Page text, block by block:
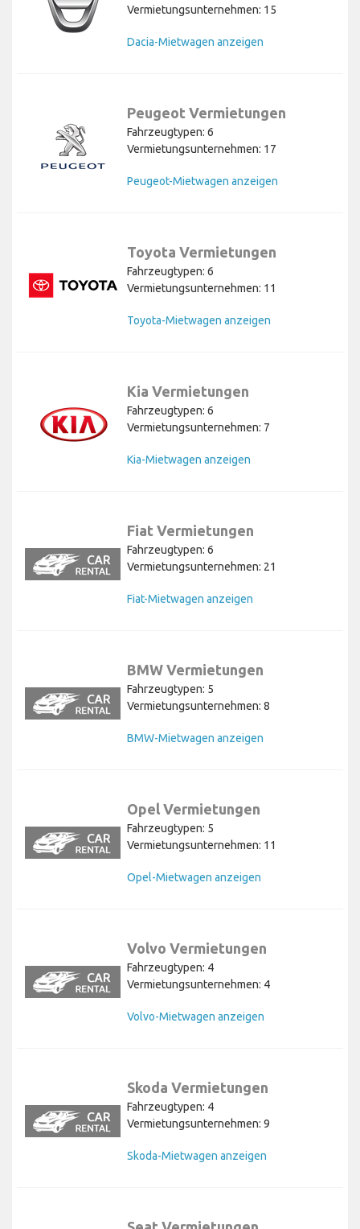
Vermietungsunternehmen: 15
Dacia-Mietwagen anzeigen
Peugeot Vermietungen
Fahrzeugtypen: 6
Vermietungsunternehmen: 17
Peugeot-Mietwagen anzeigen
Toyota Vermietungen
Fahrzeugtypen: 6
Vermietungsunternehmen: 11
Toyota-Mietwagen anzeigen
Kia Vermietungen
Fahrzeugtypen: 6
Vermietungsunternehmen: 7
Kia-Mietwagen anzeigen
Fiat Vermietungen
Fahrzeugtypen: 6
Vermietungsunternehmen: 21
Fiat-Mietwagen anzeigen
BMW Vermietungen
Fahrzeugtypen: 5
Vermietungsunternehmen: 8
BMW-Mietwagen anzeigen
Opel Vermietungen
Fahrzeugtypen: 5
Vermietungsunternehmen: 11
Opel-Mietwagen anzeigen
Volvo Vermietungen
Fahrzeugtypen: 4
Vermietungsunternehmen: 4
Volvo-Mietwagen anzeigen
Skoda Vermietungen
Fahrzeugtypen: 4
Vermietungsunternehmen: 9
Skoda-Mietwagen anzeigen